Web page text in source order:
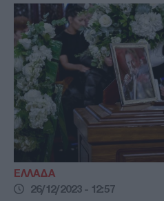
ΕΛΛΑΔΑ
26/12/2023 - 12:57